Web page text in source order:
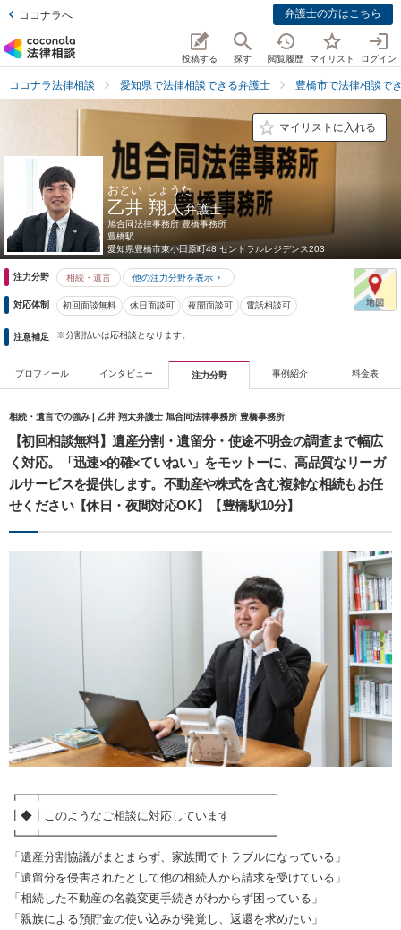
ココナラへ 弁護士の方はこちら
投稿する 探す 閲覧履歴 マイリスト ログイン
ココナラ法律相談 愛知県で法律相談できる弁護士 豊橋市で法律相談で
マイリストに入れる
おとい しょうた
乙井 翔太弁護士
旭合同法律事務所 豊橋事務所
豊橋駅
愛知県豊橋市東小田原町48 セントラルレジデンス203
注力分野 相続・遺言 他の注力分野を表示
対応体制 初回面談無料 休日面談可 夜間面談可 電話相談可
注意補足 ※分割払いは応相談となります。
プロフィール インタビュー 注力分野 事例紹介 料金表
相続・遺言での強み | 乙井 翔太弁護士 旭合同法律事務所 豊橋事務所
【初回相談無料】遺産分割・遺留分・使途不明金の調査まで幅広
く対応。「迅速×的確×ていねい」をモットーに、高品質なリーガ
ルサービスを提供します。不動産や株式を含む複雑な相続もお任
せください【休日・夜間対応OK】【豊橋駅10分】
┏━┳━━━━━━━━━━━━━━━━━━━━
┃◆┃このようなご相談に対応しています
┗━┻━━━━━━━━━━━━━━━━━━━━
「遺産分割協議がまとまらず、家族間でトラブルになっている」
「遺留分を侵害されたとして他の相続人から請求を受けている」
「相続した不動産の名義変更手続きがわからず困っている」
「親族による預貯金の使い込みが発覚し、返還を求めたい」